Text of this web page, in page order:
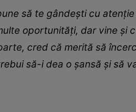
să te gândești cu
oportunități, dar vine și
cred că merită să
să-i dea o șansă și să